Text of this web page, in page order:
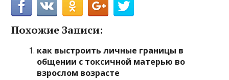
Похожие Записи:
как выстроить личные границы в
общении с токсичной матерью во
взрослом возрасте